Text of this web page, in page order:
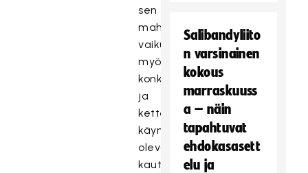
sen
mahdollisuudet
vaikuttaa
myös
konkreettisesti
ja
ketterästi
käynnissä
olevaan
kauteen
Salibandyliito
n varsinainen
kokous
marraskuuss
a – näin
tapahtuvat
ehdokasasett
elu ja